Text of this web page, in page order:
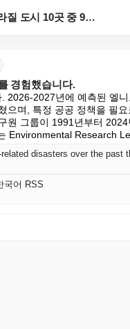
지난 30년간 브라질 도시 10곳 중 9곳이 기후 관련...
경험했습니다.
2027년에 예측된 엘
며, 특정 공공 정책을 필
원 그룹이 1991년부터
Environmental Research
disasters over the past
국어 RSS